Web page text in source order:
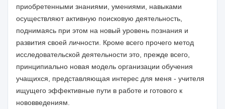
приобретенными знаниями, умениями, навыками
осуществляют активную поисковую деятельность,
поднимаясь при этом на новый уровень познания и
развития своей личности. Кроме всего прочего метод
исследовательской деятельности это, прежде всего,
принципиально новая модель организации обучения
учащихся, представляющая интерес для меня - учителя
ищущего эффективные пути в работе и готового к
нововведениям.